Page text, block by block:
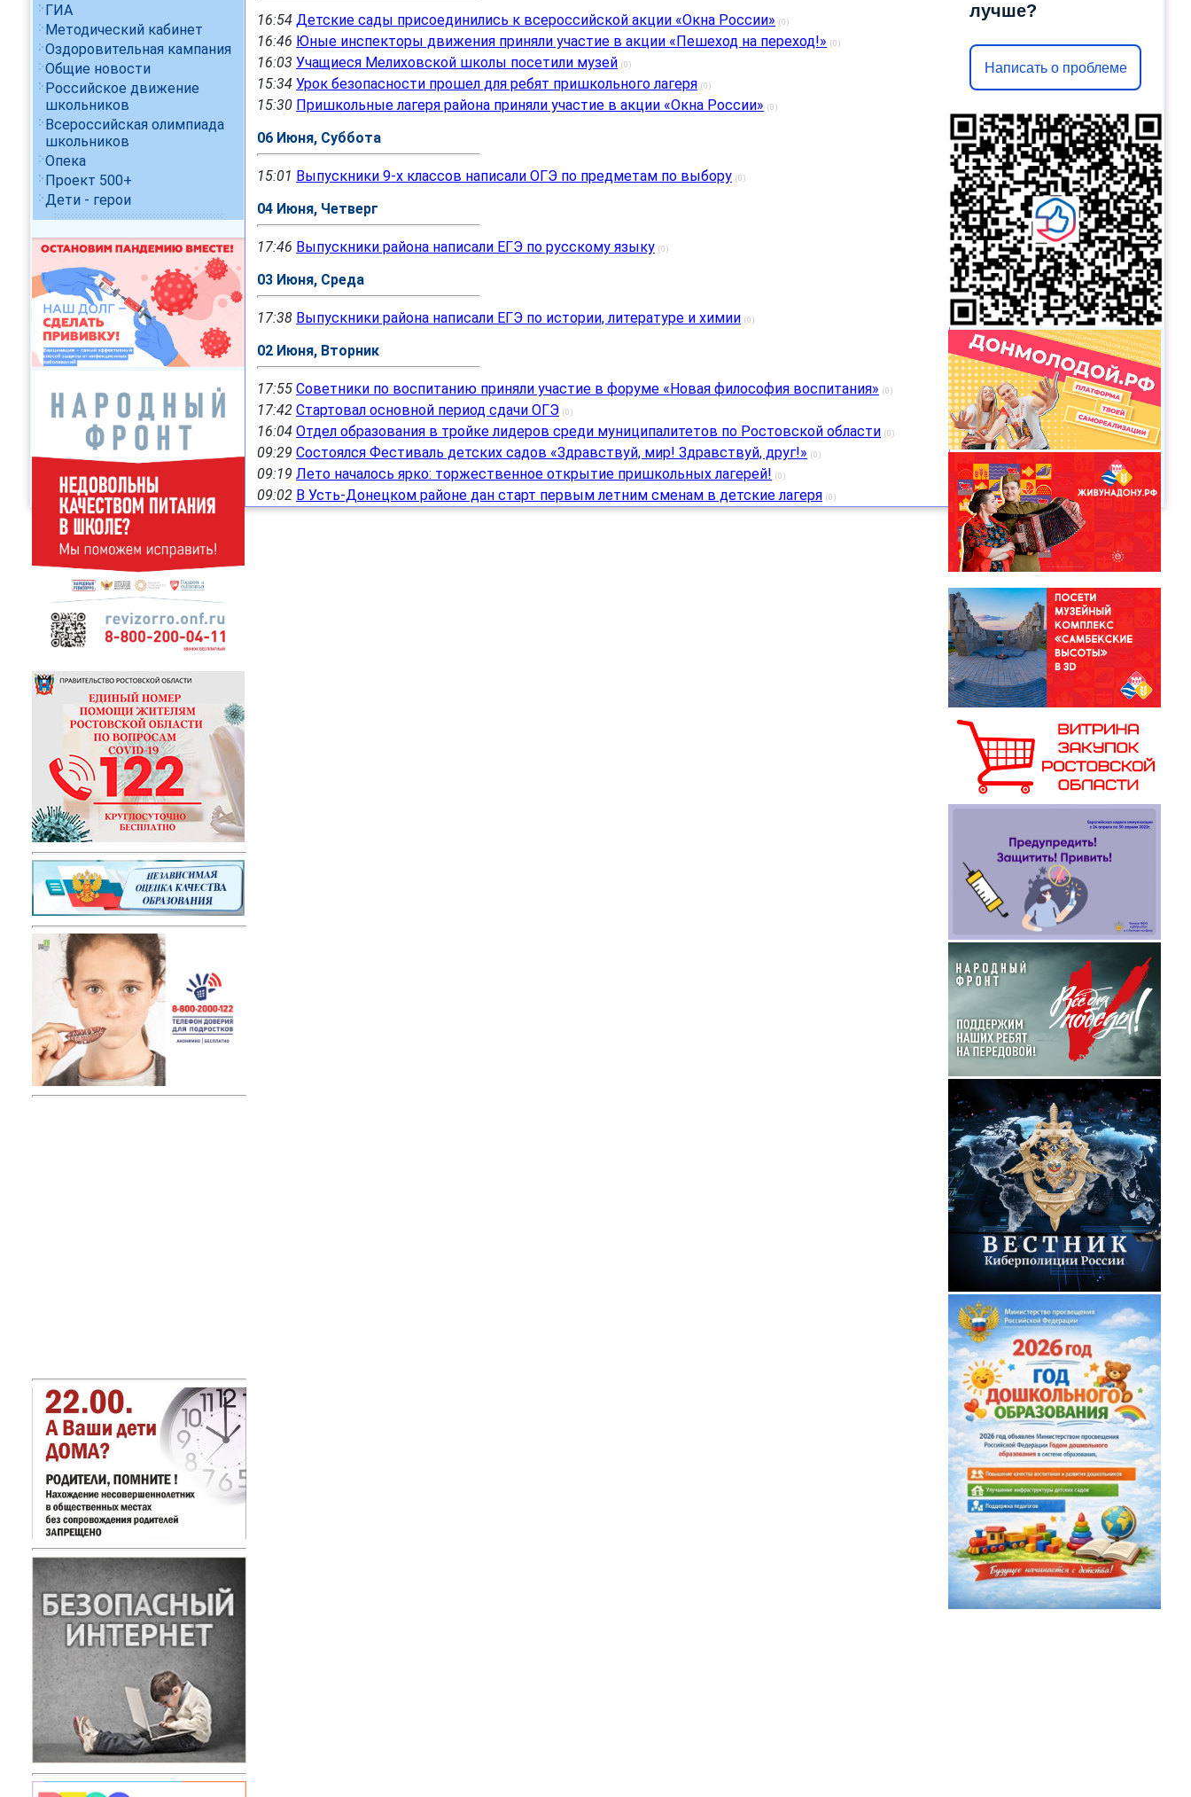
ГИА
Методический кабинет
Оздоровительная кампания
Общие новости
Российское движение
школьников
Всероссийская олимпиада
школьников
Опека
Проект 500+
Дети - герои
лучше?
Написать о проблеме
16:54 Детские сады присоединились к всероссийской акции «Окна России» (0)
16:46 Юные инспекторы движения приняли участие в акции «Пешеход на переход!» (0)
16:03 Учащиеся Мелиховской школы посетили музей (0)
15:34 Урок безопасности прошел для ребят пришкольного лагеря (0)
15:30 Пришкольные лагеря района приняли участие в акции «Окна России» (0)
06 Июня, Суббота
15:01 Выпускники 9-х классов написали ОГЭ по предметам по выбору (0)
04 Июня, Четверг
17:46 Выпускники района написали ЕГЭ по русскому языку (0)
03 Июня, Среда
17:38 Выпускники района написали ЕГЭ по истории, литературе и химии (0)
02 Июня, Вторник
17:55 Советники по воспитанию приняли участие в форуме «Новая философия воспитания» (0)
17:42 Стартовал основной период сдачи ОГЭ (0)
16:04 Отдел образования в тройке лидеров среди муниципалитетов по Ростовской области (0)
09:29 Состоялся Фестиваль детских садов «Здравствуй, мир! Здравствуй, друг!» (0)
09:19 Лето началось ярко: торжественное открытие пришкольных лагерей! (0)
09:02 В Усть-Донецком районе дан старт первым летним сменам в детские лагеря (0)